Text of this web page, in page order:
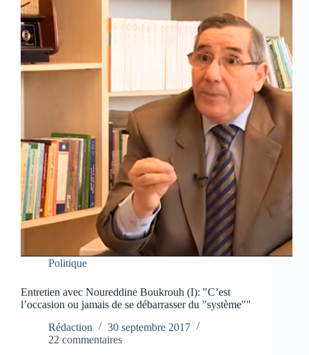
Politique
Entretien avec Noureddine Boukrouh (I): "C’est
l’occasion ou jamais de se débarrasser du "système""
Rédaction
30 septembre 2017
22 commentaires